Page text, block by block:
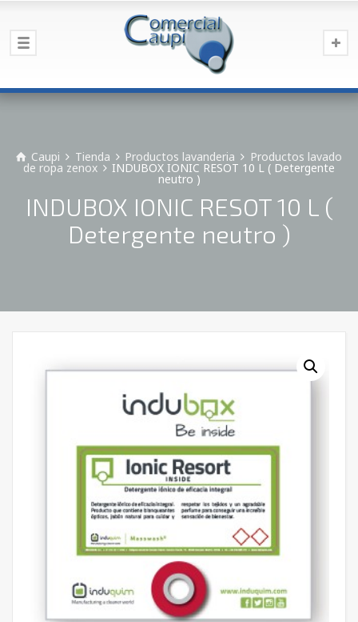
Caupi Tienda Productos lavanderia Productos lavado
de ropa zenox INDUBOX IONIC RESOT 10 L ( Detergente
neutro )
INDUBOX IONIC RESOT 10 L (
Detergente neutro )